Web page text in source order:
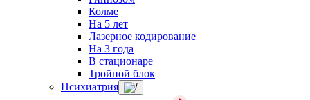
Колме
На 5 лет
Лазерное кодирование
На 3 года
В стационаре
Тройной блок
Психиатрия